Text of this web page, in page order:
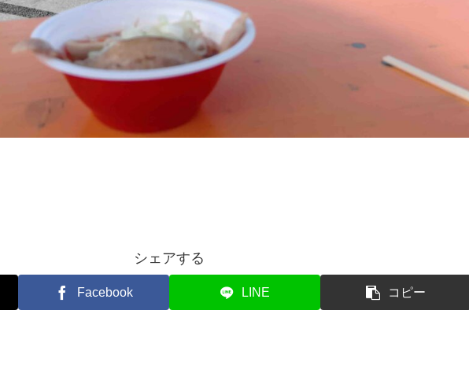
シェアする
Facebook LINE コピー